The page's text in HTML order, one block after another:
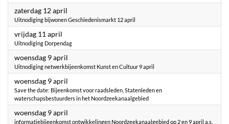
zaterdag 12 april
Uitnodiging bijwonen Geschiedenismarkt 12 april
vrijdag 11 april
Uitnodiging Dorpendag
woensdag 9 april
Uitnodiging netwerkbijeenkomst Kunst en Cultuur 9 april
woensdag 9 april
Save the date: Bijeenkomst voor raadsleden, Statenleden en
waterschapsbestuurders in het Noordzeekanaalgebied
woensdag 9 april
informatiebijeenkomst ontwikkelingen Noordzeekanaalgebied op 2 en 9 april a.s.